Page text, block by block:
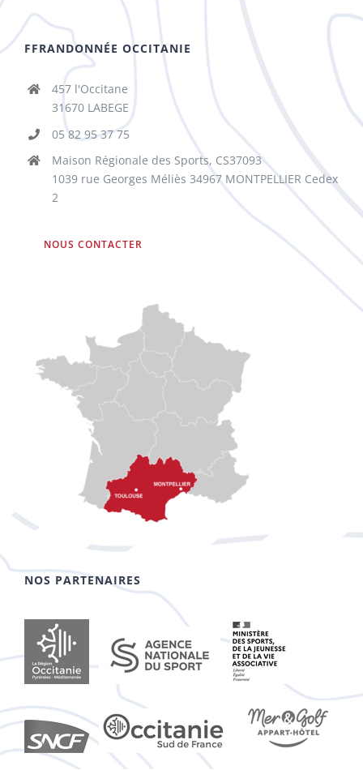
FFRANDONNÉE OCCITANIE
457 l'Occitane
31670 LABEGE
05 82 95 37 75
Maison Régionale des Sports, CS37093
1039 rue Georges Méliès 34967 MONTPELLIER Cedex
2
NOUS CONTACTER
NOS PARTENAIRES